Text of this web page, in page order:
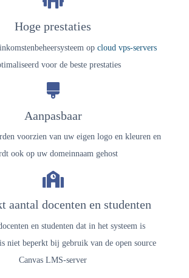
Hoge prestaties
inkomstenbeheersysteem op cloud vps-servers
voor de beste prestaties
Aanpasbaar
voorzien van uw eigen logo en kleuren en
ook op uw domeinnaam gehost
aantal docenten en studenten
en studenten dat in het systeem is
niet beperkt bij gebruik van de open source
Canvas LMS-server